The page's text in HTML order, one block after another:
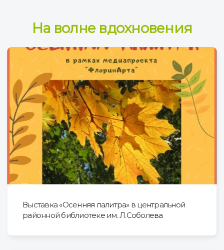
На волне вдохновения
Выставка «Осенняя палитра» в центральной
районной библиотеке им. Л.Соболева